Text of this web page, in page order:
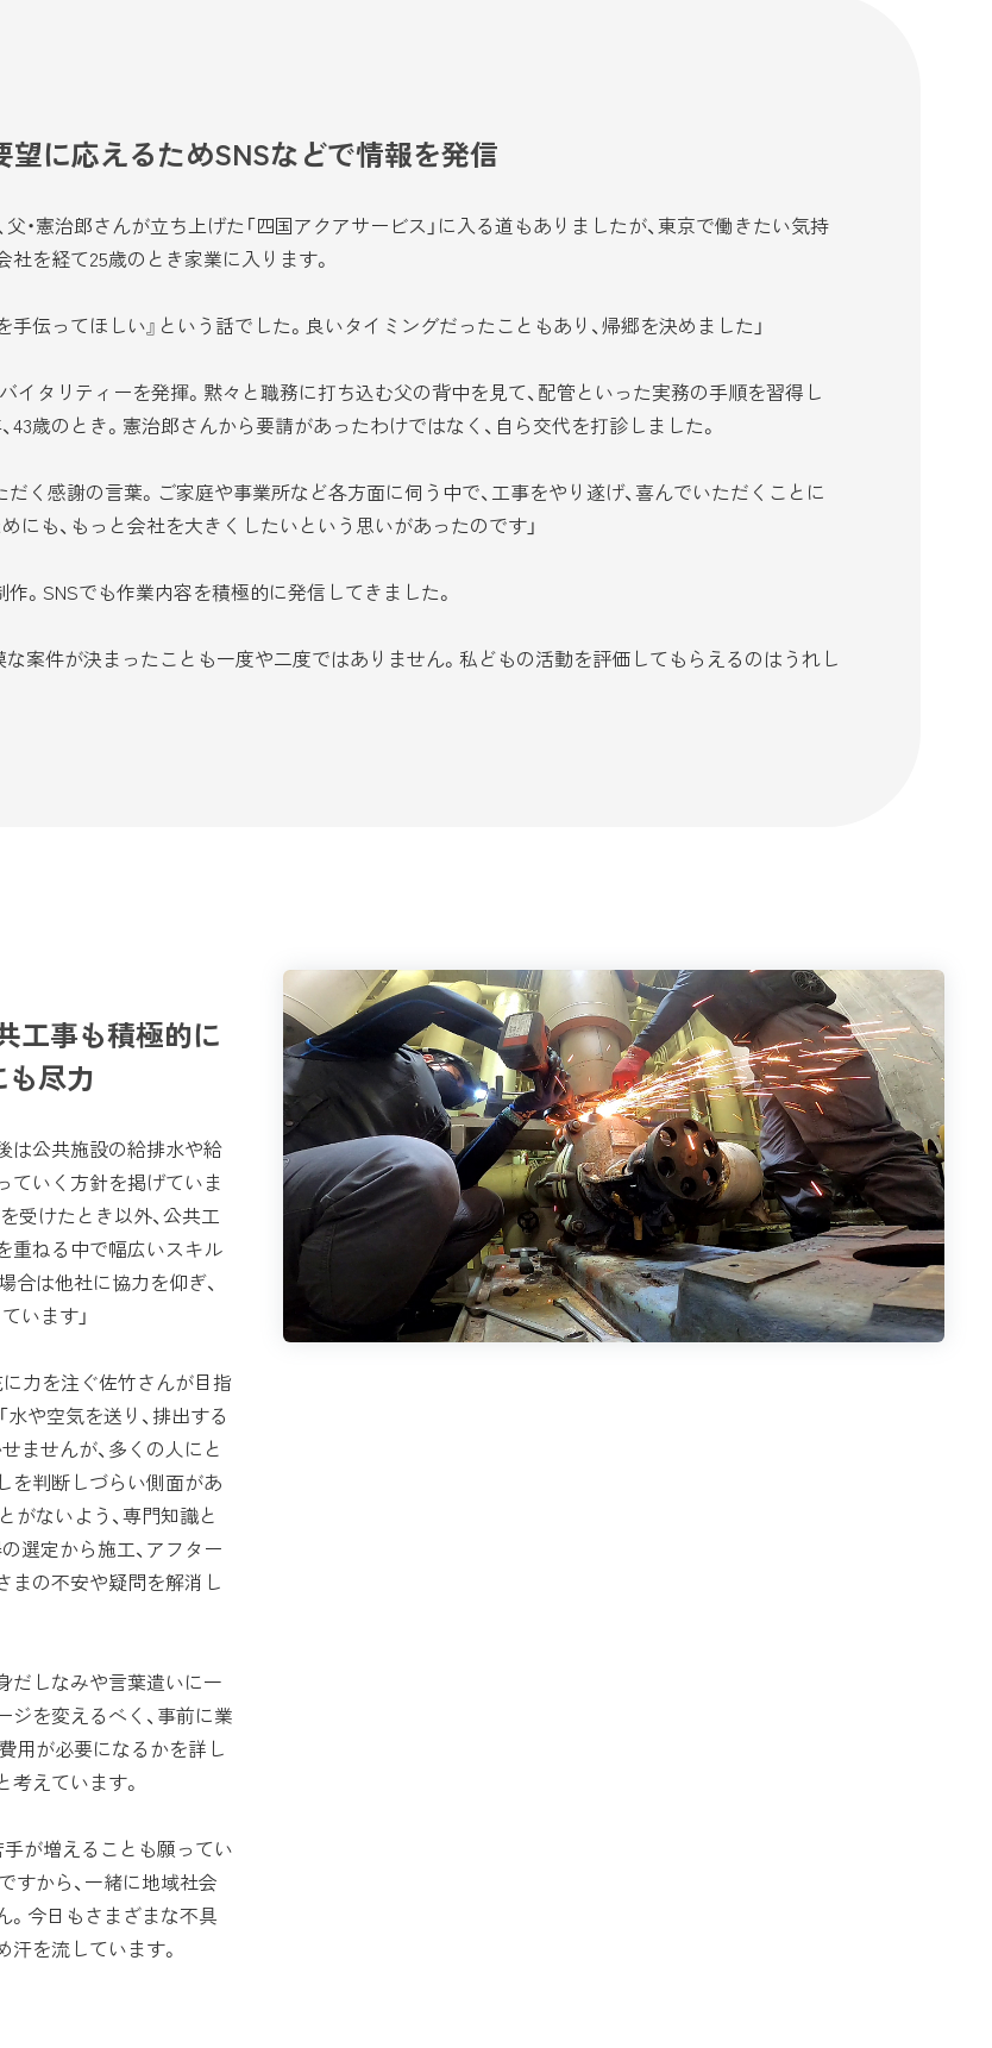
に応えるためSNSなどで情報を発信
・憲治郎さんが立ち上げた「四国アクアサービス」に入る道もありましたが、東京で働きたい気持
を経て25歳のとき家業に入ります。
手伝ってほしい』という話でした。良いタイミングだったこともあり、帰郷を決めました」
タリティーを発揮。黙々と職務に打ち込む父の背中を見て、配管といった実務の手順を習得し
歳のとき。憲治郎さんから要請があったわけではなく、自ら交代を打診しました。
く感謝の言葉。ご家庭や事業所など各方面に伺う中で、工事をやり遂げ、喜んでいただくことに
も、もっと会社を大きくしたいという思いがあったのです」
。SNSでも作業内容を積極的に発信してきました。
案件が決まったことも一度や二度ではありません。私どもの活動を評価してもらえるのはうれし
工事も積極的に
も尽力
は公共施設の給排水や給
ていく方針を掲げていま
受けたとき以外、公共工
重ねる中で幅広いスキル
合は他社に協力を仰ぎ、
います」
力を注ぐ佐竹さんが目指
や空気を送り、排出する
ませんが、多くの人にと
を判断しづらい側面があ
がないよう、専門知識と
選定から施工、アフター
まの不安や疑問を解消し
だしなみや言葉遣いに一
ジを変えるべく、事前に業
用が必要になるかを詳し
考えています。
が増えることも願ってい
すから、一緒に地域社会
。今日もさまざまな不具
を流しています。